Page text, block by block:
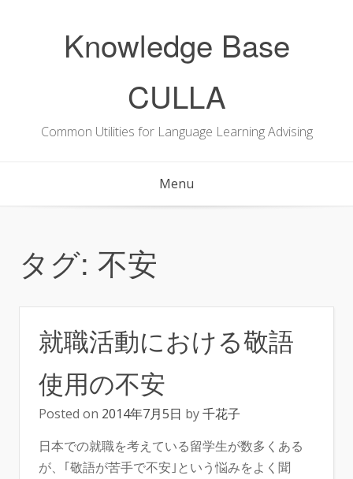
Knowledge Base
CULLA
Common Utilities for Language Learning Advising
Menu
タグ: 不安
就職活動における敬語
使用の不安
Posted on 2014年7月5日 by千花子
日本での就職を考えている留学生が数多くある
が、｢敬語が苦手で不安｣という悩みをよく聞